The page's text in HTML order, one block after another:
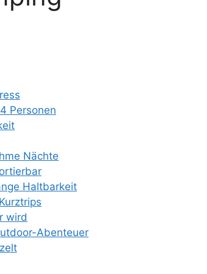
Personen
Nächte
Haltbarkeit
wird
Abenteuer